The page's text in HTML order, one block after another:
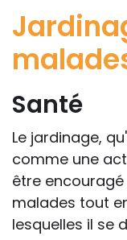
Santé
Le jardinage,
comme une
être
malades tout
lesquelles il se